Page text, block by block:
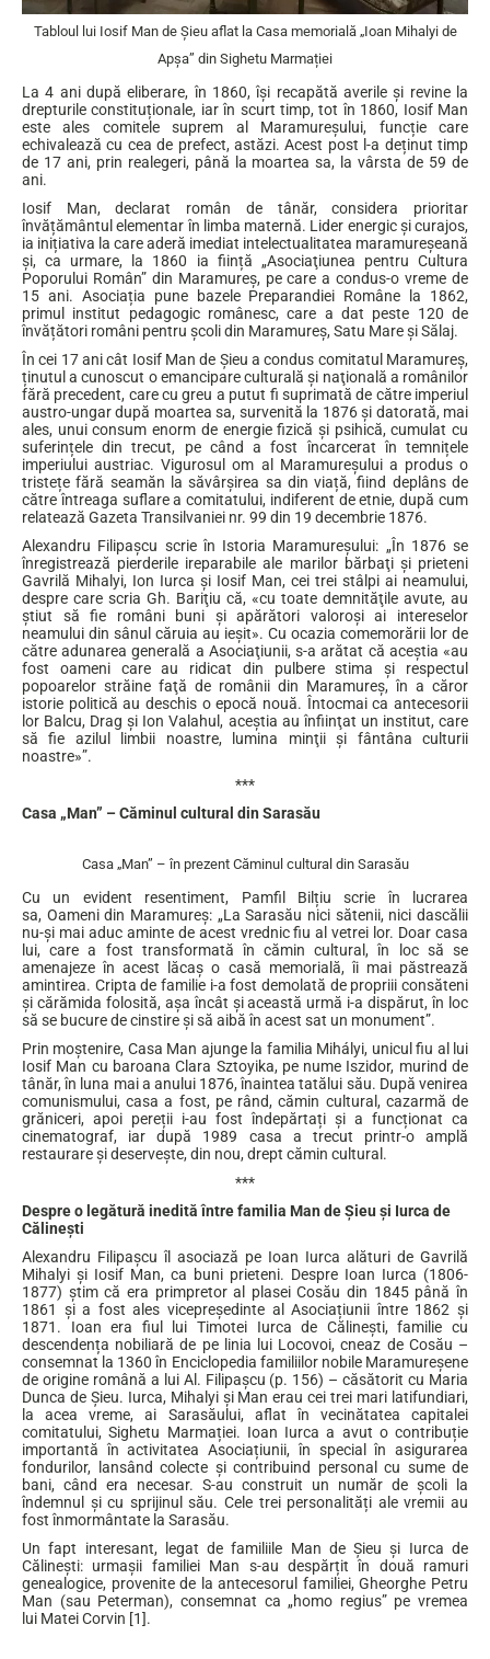
Tabloul lui Iosif Man de Șieu aflat la Casa memorială „Ioan Mihalyi de
Apşa” din Sighetu Marmației
La 4 ani după eliberare, în 1860, își recapătă averile și revine la
drepturile constituționale, iar în scurt timp, tot în 1860, Iosif Man
este ales comitele suprem al Maramureșului, funcție care
echivalează cu cea de prefect, astăzi. Acest post l-a deținut timp
de 17 ani, prin realegeri, până la moartea sa, la vârsta de 59 de
ani.
Iosif Man, declarat român de tânăr, considera prioritar
învățământul elementar în limba maternă. Lider energic și curajos,
ia inițiativa la care aderă imediat intelectualitatea maramureșeană
și, ca urmare, la 1860 ia ființă „Asociaţiunea pentru Cultura
Poporului Român” din Maramureş, pe care a condus-o vreme de
15 ani. Asociația pune bazele Preparandiei Române la 1862,
primul institut pedagogic românesc, care a dat peste 120 de
învățători români pentru școli din Maramureș, Satu Mare și Sălaj.
În cei 17 ani cât Iosif Man de Șieu a condus comitatul Maramureș,
ținutul a cunoscut o emancipare culturală şi naţională a românilor
fără precedent, care cu greu a putut fi suprimată de către imperiul
austro-ungar după moartea sa, survenită la 1876 și datorată, mai
ales, unui consum enorm de energie fizică și psihică, cumulat cu
suferințele din trecut, pe când a fost încarcerat în temnițele
imperiului austriac. Vigurosul om al Maramureșului a produs o
tristețe fără seamăn la săvârșirea sa din viață, fiind deplâns de
către întreaga suflare a comitatului, indiferent de etnie, după cum
relatează Gazeta Transilvaniei nr. 99 din 19 decembrie 1876.
Alexandru Filipașcu scrie în Istoria Maramureșului: „În 1876 se
înregistrează pierderile ireparabile ale marilor bărbaţi şi prieteni
Gavrilă Mihalyi, Ion Iurca şi Iosif Man, cei trei stâlpi ai neamului,
despre care scria Gh. Bariţiu că, «cu toate demnităţile avute, au
ştiut să fie români buni şi apărători valoroşi ai intereselor
neamului din sânul căruia au ieşit». Cu ocazia comemorării lor de
către adunarea generală a Asociaţiunii, s-a arătat că aceştia «au
fost oameni care au ridicat din pulbere stima şi respectul
popoarelor străine faţă de românii din Maramureş, în a căror
istorie politică au deschis o epocă nouă. Întocmai ca antecesorii
lor Balcu, Drag şi Ion Valahul, aceştia au înfiinţat un institut, care
să fie azilul limbii noastre, lumina minţii şi fântâna culturii
noastre»”.
***
Casa „Man” – Căminul cultural din Sarasău
Casa „Man” – în prezent Căminul cultural din Sarasău
Cu un evident resentiment, Pamfil Bilțiu scrie în lucrarea
sa, Oameni din Maramureș: „La Sarasău nici sătenii, nici dascălii
nu-și mai aduc aminte de acest vrednic fiu al vetrei lor. Doar casa
lui, care a fost transformată în cămin cultural, în loc să se
amenajeze în acest lăcaș o casă memorială, îi mai păstrează
amintirea. Cripta de familie i-a fost demolată de propriii consăteni
și cărămida folosită, așa încât și această urmă i-a dispărut, în loc
să se bucure de cinstire și să aibă în acest sat un monument”.
Prin moștenire, Casa Man ajunge la familia Mihályi, unicul fiu al lui
Iosif Man cu baroana Clara Sztoyika, pe nume Iszidor, murind de
tânăr, în luna mai a anului 1876, înaintea tatălui său. După venirea
comunismului, casa a fost, pe rând, cămin cultural, cazarmă de
grăniceri, apoi pereții i-au fost îndepărtați și a funcționat ca
cinematograf, iar după 1989 casa a trecut printr-o amplă
restaurare și deservește, din nou, drept cămin cultural.
***
Despre o legătură inedită între familia Man de Șieu și Iurca de
Călinești
Alexandru Filipașcu îl asociază pe Ioan Iurca alături de Gavrilă
Mihalyi și Iosif Man, ca buni prieteni. Despre Ioan Iurca (1806-
1877) știm că era primpretor al plasei Cosău din 1845 până în
1861 și a fost ales vicepreședinte al Asociațiunii între 1862 și
1871. Ioan era fiul lui Timotei Iurca de Călinești, familie cu
descendența nobiliară de pe linia lui Locovoi, cneaz de Cosău –
consemnat la 1360 în Enciclopedia familiilor nobile Maramureșene
de origine română a lui Al. Filipașcu (p. 156) – căsătorit cu Maria
Dunca de Șieu. Iurca, Mihalyi și Man erau cei trei mari latifundiari,
la acea vreme, ai Sarasăului, aflat în vecinătatea capitalei
comitatului, Sighetu Marmației. Ioan Iurca a avut o contribuție
importantă în activitatea Asociațiunii, în special în asigurarea
fondurilor, lansând colecte și contribuind personal cu sume de
bani, când era necesar. S-au construit un număr de școli la
îndemnul și cu sprijinul său. Cele trei personalități ale vremii au
fost înmormântate la Sarasău.
Un fapt interesant, legat de familiile Man de Șieu și Iurca de
Călinești: urmașii familiei Man s-au despărțit în două ramuri
genealogice, provenite de la antecesorul familiei, Gheorghe Petru
Man (sau Peterman), consemnat ca „homo regius” pe vremea
lui Matei Corvin [1].